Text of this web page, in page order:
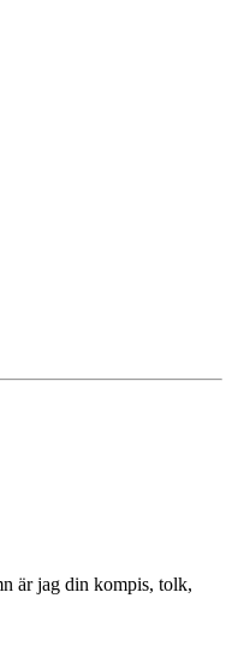
är jag din kompis, tolk,